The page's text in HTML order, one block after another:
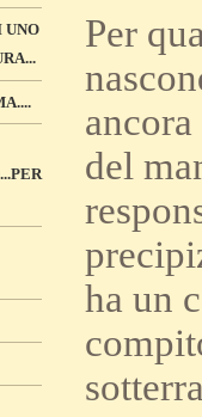
UNO
Per
del
ha un